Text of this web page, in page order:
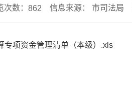
次数： 862 信息来源： 市司法局
专项资金管理清单（本级）.xls